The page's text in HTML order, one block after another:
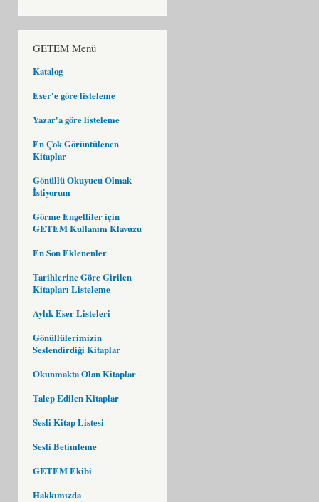
GETEM Menü
Katalog
Eser'e göre listeleme
Yazar'a göre listeleme
En Çok Görüntülenen
Kitaplar
Gönüllü Okuyucu Olmak
İstiyorum
Görme Engelliler için
GETEM Kullanım Klavuzu
En Son Eklenenler
Tarihlerine Göre Girilen
Kitapları Listeleme
Aylık Eser Listeleri
Gönüllülerimizin
Seslendirdiği Kitaplar
Okunmakta Olan Kitaplar
Talep Edilen Kitaplar
Sesli Kitap Listesi
Sesli Betimleme
GETEM Ekibi
Hakkımızda